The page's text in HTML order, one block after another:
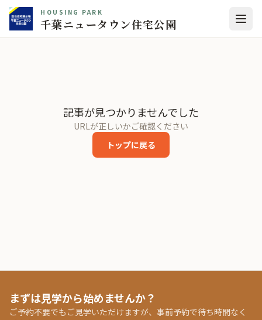
HOUSING PARK
千葉ニュータウン住宅公園
記事が見つかりませんでした
URLが正しいかご確認ください
トップに戻る
まずは見学から始めませんか？
ご予約不要でもご見学いただけますが、事前予約で待ち時間なく